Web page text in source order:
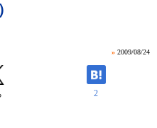
» 2009/08/24
2